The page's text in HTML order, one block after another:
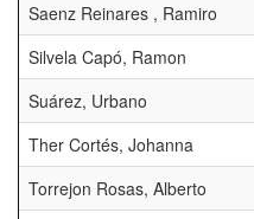
Saenz Reinares , Ramiro
Silvela Capó, Ramon
Suárez, Urbano
Ther Cortés, Johanna
Torrejon Rosas, Alberto